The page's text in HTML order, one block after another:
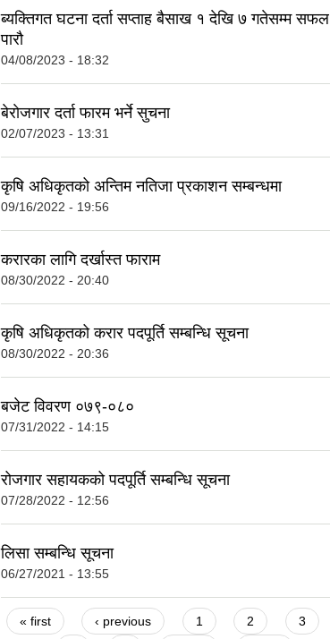
ब्यक्तिगत घटना दर्ता सप्ताह बैसाख १ देखि ७ गतेसम्म सफल
पारौ
04/08/2023 - 18:32
बेराेजगार दर्ता फारम भर्ने सुचना
02/07/2023 - 13:31
कृषि अधिकृतको अन्तिम नतिजा प्रकाशन सम्बन्धमा
09/16/2022 - 19:56
करारका लागि दर्खास्त फाराम
08/30/2022 - 20:40
कृषि अधिकृतको करार पदपूर्ति सम्बन्धि सूचना
08/30/2022 - 20:36
बजेट विवरण ०७९-०८०
07/31/2022 - 14:15
रोजगार सहायकको पदपूर्ति सम्बन्धि सूचना
07/28/2022 - 12:56
लिसा सम्बन्धि सूचना
06/27/2021 - 13:55
Pages
« first ‹ previous 1 2 3